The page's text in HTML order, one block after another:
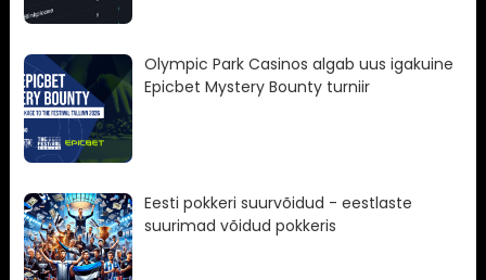
Olympic Park Casinos algab uus igakuine
Epicbet Mystery Bounty turniir
Eesti pokkeri suurvõidud - eestlaste
suurimad võidud pokkeris